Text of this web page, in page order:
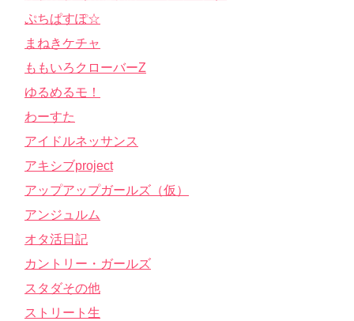
ぷちぱすぽ☆
まねきケチャ
ももいろクローバーZ
ゆるめるモ！
わーすた
アイドルネッサンス
アキシブproject
アップアップガールズ（仮）
アンジュルム
オタ活日記
カントリー・ガールズ
スタダその他
ストリート生